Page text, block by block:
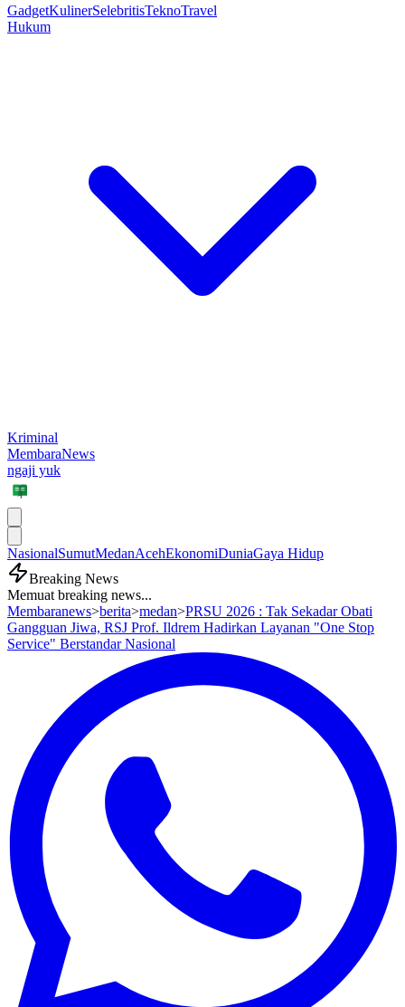
GadgetKulinerSelebritisTeknoTravel
Hukum
Kriminal
MembaraNews
ngaji yuk
NasionalSumutMedanAcehEkonomiDuniaGaya Hidup
Breaking News
Memuat breaking news...
Membaranews>berita>medan>PRSU 2026 : Tak Sekadar Obati
Gangguan Jiwa, RSJ Prof. Ildrem Hadirkan Layanan "One Stop
Service" Berstandar Nasional